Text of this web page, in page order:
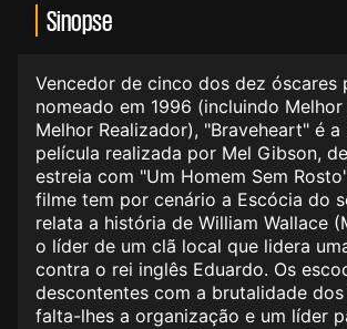
Sinopse
Vencedor de cinco dos dez óscares
nomeado em 1996 (incluindo Melhor
Melhor Realizador), "Braveheart" é a
película realizada por Mel Gibson,
estreia com "Um Homem Sem
filme tem por cenário a Escócia do
relata a história de William Wallace
o líder de um clã local que lidera
contra o rei inglês Eduardo. Os
descontentes com a brutalidade dos
falta-lhes a organização e um líder